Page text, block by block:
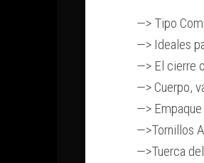
—> Tipo
—> Ideales
—> El cierre
—> Cuerpo,
—>
—>Tornillos
—>Tuerca